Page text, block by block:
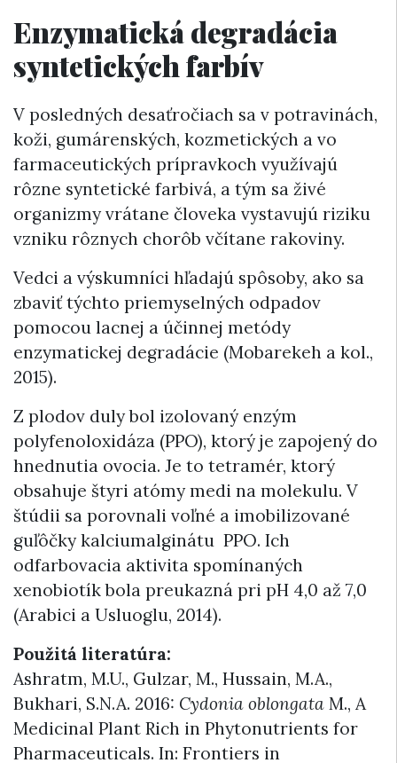
Enzymatická degradácia
syntetických farbív
V posledných desaťročiach sa v potravinách,
koži, gumárenských, kozmetických a vo
farmaceutických prípravkoch využívajú
rôzne syntetické farbivá, a tým sa živé
organizmy vrátane človeka vystavujú riziku
vzniku rôznych chorôb včítane rakoviny.
Vedci a výskumníci hľadajú spôsoby, ako sa
zbaviť týchto priemyselných odpadov
pomocou lacnej a účinnej metódy
enzymatickej degradácie (Mobarekeh a kol.,
2015).
Z plodov duly bol izolovaný enzým
polyfenoloxidáza (PPO), ktorý je zapojený do
hnednutia ovocia. Je to tetramér, ktorý
obsahuje štyri atómy medi na molekulu. V
štúdii sa porovnali voľné a imobilizované
guľôčky kalciumalginátu PPO. Ich
odfarbovacia aktivita spomínaných
xenobiotík bola preukazná pri pH 4,0 až 7,0
(Arabici a Usluoglu, 2014).
Použitá literatúra:
Ashratm, M.U., Gulzar, M., Hussain, M.A.,
Bukhari, S.N.A. 2016: Cydonia oblongata M., A
Medicinal Plant Rich in Phytonutrients for
Pharmaceuticals. In: Frontiers in